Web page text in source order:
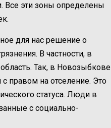
Все эти зоны определены
для нас решение о
В частности, в
Так, в Новозыбкове
с правом на отселение. Это
статуса. Люди в
с социально-